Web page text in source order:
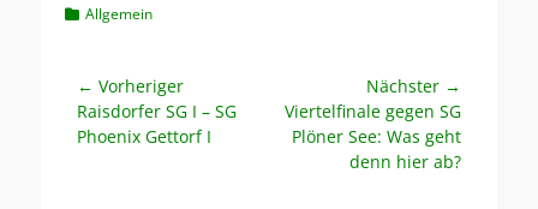
Kategorien
Allgemein
Beitragsnavigation
← Vorheriger
Vorheriger
Beitrag:
Raisdorfer SG I – SG
Phoenix Gettorf I
Nächster →
Nächster
Beitrag:
Viertelfinale gegen SG
Plöner See: Was geht
denn hier ab?